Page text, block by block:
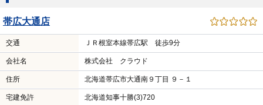
帯広大通店
交通 ＪＲ根室本線帯広駅 徒歩9分
会社名 株式会社 クラウド
住所 北海道帯広市大通南９丁目 ９－１
宅建免許 北海道知事十勝(3)720